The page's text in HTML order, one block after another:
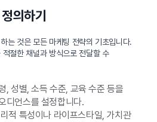
의하기
는 것은 모든 마케팅 전략의 기초입니다.
절한 채널과 방식으로 전달할 수
, 성별, 소득 수준, 교육 수준 등을
디언스를 설정합니다.
적 특성이나 라이프스타일, 가치관